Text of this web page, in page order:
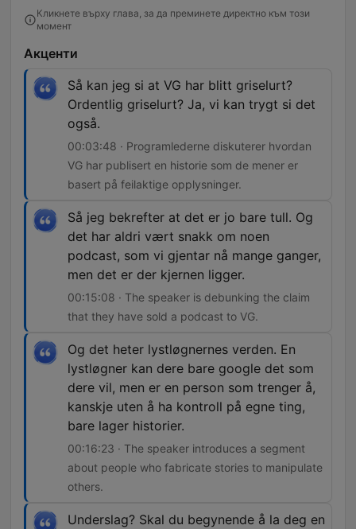
Кликнете върху глава, за да преминете директно към този
момент
Акценти
Så kan jeg si at VG har blitt griselurt?
Ordentlig griselurt? Ja, vi kan trygt si det
også.
00:03:48 · Programlederne diskuterer hvordan
VG har publisert en historie som de mener er
basert på feilaktige opplysninger.
Så jeg bekrefter at det er jo bare tull. Og
det har aldri vært snakk om noen
podcast, som vi gjentar nå mange ganger,
men det er der kjernen ligger.
00:15:08 · The speaker is debunking the claim
that they have sold a podcast to VG.
Og det heter lystløgnernes verden. En
lystløgner kan dere bare google det som
dere vil, men er en person som trenger å,
kanskje uten å ha kontroll på egne ting,
bare lager historier.
00:16:23 · The speaker introduces a segment
about people who fabricate stories to manipulate
others.
Underslag? Skal du begynende å la deg en